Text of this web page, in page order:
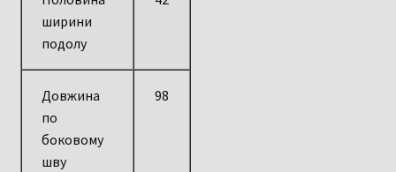
ширини
подолу
Довжина
по
боковому
шву
98